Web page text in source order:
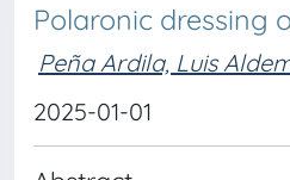
Polaronic dressing
Peña Ardila, Luis
2025-01-01